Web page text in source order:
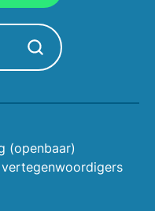
Zoekopdracht starten
(openbaar)